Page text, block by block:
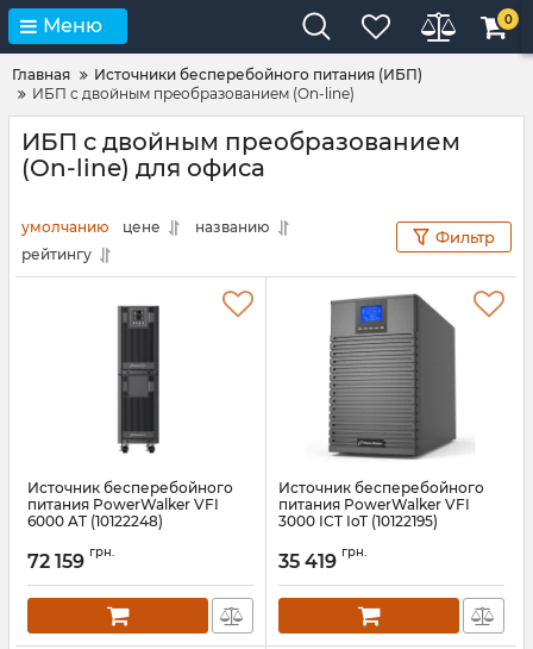
Меню 0
Главная
Источники бесперебойного питания (ИБП)
ИБП с двойным преобразованием (On-line)
ИБП с двойным преобразованием
(On-line) для офиса
умолчанию цене
названию
рейтингу
Фильтр
Источник бесперебойного
питания PowerWalker VFI
6000 AT (10122248)
72 159 грн.
Источник бесперебойного
питания PowerWalker VFI
3000 ICT IoT (10122195)
35 419 грн.